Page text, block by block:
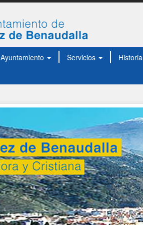
Ayuntamiento Servicios Historia